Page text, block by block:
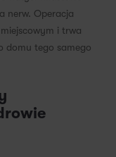
nerw. Operacja
i trwa
domu tego samego